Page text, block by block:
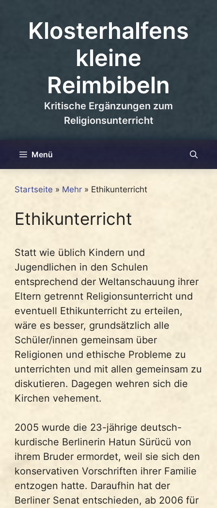
springenKlosterhalfens
kleine
Reimbibeln
Kritische Ergänzungen zum
Religionsunterricht
Menü
Startseite » Mehr » Ethikunterricht
Ethikunterricht
Statt wie üblich Kindern und
Jugendlichen in den Schulen
entsprechend der Weltanschauung ihrer
Eltern getrennt Religionsunterricht und
eventuell Ethikunterricht zu erteilen,
wäre es besser, grundsätzlich alle
Schüler/innen gemeinsam über
Religionen und ethische Probleme zu
unterrichten und mit allen gemeinsam zu
diskutieren. Dagegen wehren sich die
Kirchen vehement.
2005 wurde die 23-jährige deutsch-
kurdische Berlinerin Hatun Sürücü von
ihrem Bruder ermordet, weil sie sich den
konservativen Vorschriften ihrer Familie
entzogen hatte. Daraufhin hat der
Berliner Senat entschieden, ab 2006 für